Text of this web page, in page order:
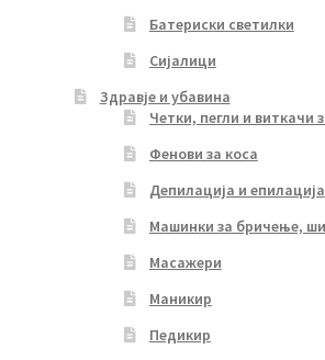
Батериски светилки
Сијалици
Здравје и убавина
Четки, пегли и виткачи
Фенови за коса
Депилација и епилација
Машинки за бричење,
Масажери
Маникир
Педикир